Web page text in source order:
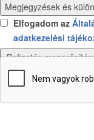
Megjegyzések és
Elfogadom az
adatkezelési
Befizetés